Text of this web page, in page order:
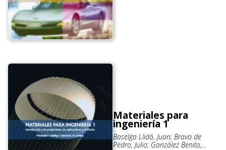
Materiales para
ingeniería 1
Baselga Llidó, Juan; Bravo de
Pedro, Julio; González Benito,